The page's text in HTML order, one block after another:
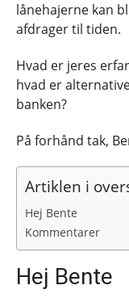
lånehajerne kan
afdrager til tiden.
Hvad er jeres
hvad er
banken?
På forhånd tak,
Artiklen i
Hej Bente
Kommentarer
Hej Bente